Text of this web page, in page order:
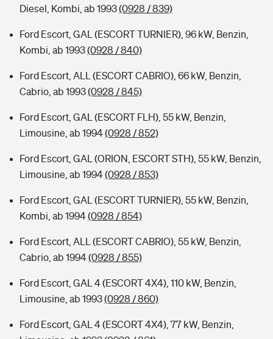
Diesel, Kombi, ab 1993(0928 / 839)
Ford Escort, GAL (ESCORT TURNIER), 96 kW, Benzin,
Kombi, ab 1993(0928 / 840)
Ford Escort, ALL (ESCORT CABRIO), 66 kW, Benzin,
Cabrio, ab 1993(0928 / 845)
Ford Escort, GAL (ESCORT FLH), 55 kW, Benzin,
Limousine, ab 1994(0928 / 852)
Ford Escort, GAL (ORION, ESCORT STH), 55 kW, Benzin,
Limousine, ab 1994(0928 / 853)
Ford Escort, GAL (ESCORT TURNIER), 55 kW, Benzin,
Kombi, ab 1994(0928 / 854)
Ford Escort, ALL (ESCORT CABRIO), 55 kW, Benzin,
Cabrio, ab 1994(0928 / 855)
Ford Escort, GAL 4 (ESCORT 4X4), 110 kW, Benzin,
Limousine, ab 1993(0928 / 860)
Ford Escort, GAL 4 (ESCORT 4X4), 77 kW, Benzin,